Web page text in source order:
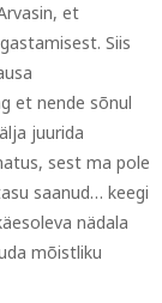
et
Siis
et nende sõnul
juurida
sest ma pole
saanud… keegi
nädala
mõistliku